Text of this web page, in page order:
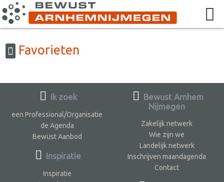
Favorieten
Ik zoek
een Professional/Organisatie
de Agenda
Bewust Aanbod
Inspiratie
Inspiratie
Bewust Arnhem
Nijmegen
Zakelijk netwerk
Wie zijn we
Landelijk netwerk
Inschrijven maandagenda
Contact